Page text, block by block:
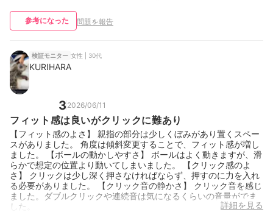
ろ（ここは覚悟して！） ​①とにかくデカい、場所を取る ​名前の通
り「HUGE（巨大）」です。一般的なマウスの1.5倍〜2倍近くある
ので、デスクが狭い人は詰みます。持ち運びもほぼ不可能です。 ​
ツカツ」と引っかかるようになります。週に1回くらい裏からボー
ルをペン等で押し出して、支持球についた手の脂やホコリを掃除
する必要があります。 ③チルトホイールの作りがイマイチ ここ
だけ作りが脆いように感じる。チルトを使うとあそびがあり、ま
た安っぽい音がするのでここのせいで星を１つ失いました、、、 ​
おすすめできる人・できない人 🙆​向いている人 ​大画面モニターを
使っている人 ​腱鞘炎や手首の痛みに悩んでいる人 ​ボタンをたくさ
んカスタマイズして作業を効率化したい人 🤦​向いていない人 ​手が
小さめの人（ボタンに指が届きにくい可能性あり） ​デスクのスペ
ースに余裕がない人 ​「買ってすぐに直感で使いたい」という人
（慣れるまでの忍耐が必要） ​💡 総評 最初は「なんだこれ、使いに
くい！」ってなる可能性大ですが、1週間我慢して使い続けると、
脳の回路が書き換わって手放せなくなります。親指クリックと定
期的な掃除さえ受け入れられれば、最高の相棒になりますよ。
りに感じることなく快適に使用できました。
参考になった 問題を報告
検証モニター 女性 | 30代
KURIHARA
3 2026/06/11
フィット感は良いがクリックに難あり
【フィット感のよさ】 親指の部分は少しくぼみがあり置くスペー
スがありました。 角度は傾斜変更することで、フィット感が増し
ました。 【ボールの動かしやすさ】 ボールはよく動きますが、滑
らかで想定の位置より動いてしまいました。 【クリック感のよ
さ】 クリックは少し深く押さなければならず、押すのに力を入れ
る必要がありました。 【クリック音の静かさ】 クリック音を感じ
ました。ダブルクリックや連続音は気になるくらいの音量がでま
した。
詳細を見る